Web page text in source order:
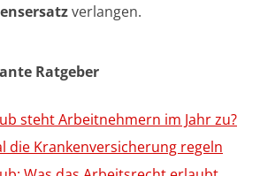
verlangen.
Ratgeber
steht Arbeitnehmern im Jahr zu?
die Krankenversicherung regeln